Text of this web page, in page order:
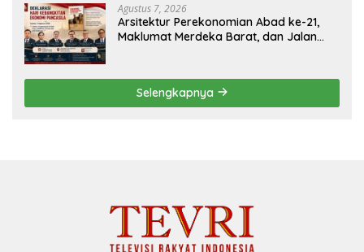
Agustus 7, 2026
Arsitektur Perekonomian Abad ke-21,
Maklumat Merdeka Barat, dan Jalan
Selengkapnya